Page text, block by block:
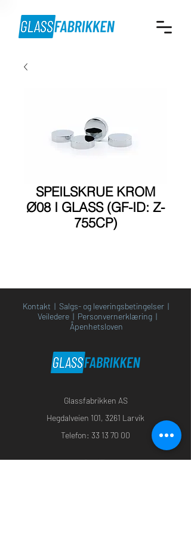
SPEILSKRUE KROM
Ø08 I GLASS (GF-ID: Z-
755CP)
Kontakt | Salgs- og leveringsbetingelser|
Veiledere | Personvernerklæring |
Åpenhetsloven
Glassfabrikken AS
Hegdalveien 101, 3261 Larvik
Telefon: 33 13 70 00